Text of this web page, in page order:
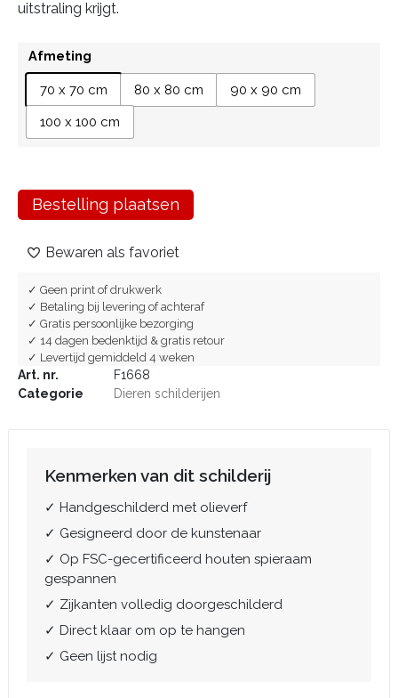
uitstraling krijgt.
Afmeting
70 x 70 cm 80 x 80 cm
90 x 90 cm
100 x 100 cm
Bestelling plaatsen
Bewaren als favoriet
✓ Geen print of drukwerk
✓ Betaling bij levering of achteraf
✓ Gratis persoonlijke bezorging
✓ 14 dagen bedenktijd & gratis retour
✓ Levertijd gemiddeld 4 weken
Art. nr.
F1668
Categorie
Dieren schilderijen
Kenmerken van dit schilderij
✓ Handgeschilderd met olieverf
✓ Gesigneerd door de kunstenaar
✓ Op FSC-gecertificeerd houten spieraam
gespannen
✓ Zijkanten volledig doorgeschilderd
✓ Direct klaar om op te hangen
✓ Geen lijst nodig